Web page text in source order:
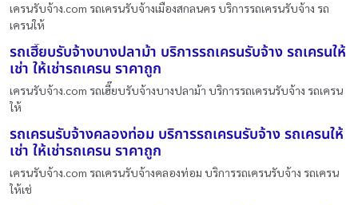
เครนรับจ้าง.com รถเครนรับจ้างเมืองสกลนคร บริการรถเครนรับจ้าง รถ
เครนให้
รถเฮี๊ยบรับจ้างบางปลาม้า บริการรถเครนรับจ้าง รถเครนให้
เช่า ให้เช่ารถเครน ราคาถูก
เครนรับจ้าง.com รถเฮี๊ยบรับจ้างบางปลาม้า บริการรถเครนรับจ้าง รถเครน
ให้
รถเครนรับจ้างคลองท่อม บริการรถเครนรับจ้าง รถเครนให้
เช่า ให้เช่ารถเครน ราคาถูก
เครนรับจ้าง.com รถเครนรับจ้างคลองท่อม บริการรถเครนรับจ้าง รถเครน
ให้เช่